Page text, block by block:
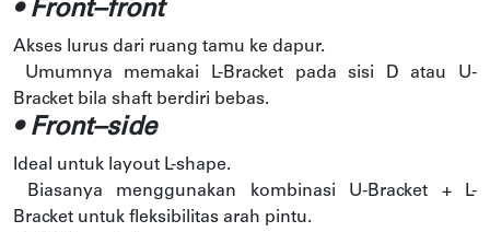
• Front–front
Akses lurus dari ruang tamu ke dapur.
Umumnya memakai L-Bracket pada sisi D atau U-
Bracket bila shaft berdiri bebas.
• Front–side
Ideal untuk layout L-shape.
Biasanya menggunakan kombinasi U-Bracket + L-
Bracket untuk fleksibilitas arah pintu.